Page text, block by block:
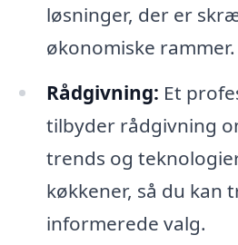
løsninger, der er
økonomiske rammer.
Rådgivning: Et
tilbyder rådgivning
trends og
køkkener, så du kan
informerede valg.